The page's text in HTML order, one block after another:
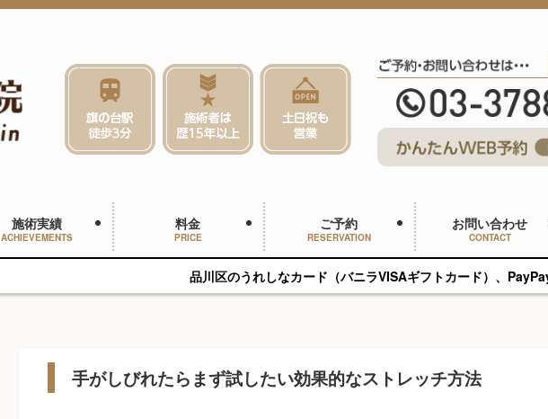
施術実績
ACHIEVEMENTS
料金
PRICE
ご予約
RESERVATION
お問い合わせ
CONTACT
品川区のうれしなカード（バニラVISAギフトカード）、PayPayデジタル商品券は
手がしびれたらまず試したい効果的なストレッチ方法